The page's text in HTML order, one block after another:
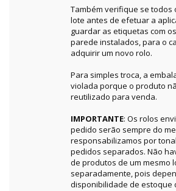
Também verifique se todos
lote antes de efetuar a
guardar as etiquetas com
parede instalados, para o
adquirir um novo rolo.
Para simples troca, a
violada porque o produto
reutilizado para venda.
IMPORTANTE: Os rolos
pedido serão sempre do
responsabilizamos por
pedidos separados. Não
de produtos de um mesmo
separadamente, pois
disponibilidade de estoque